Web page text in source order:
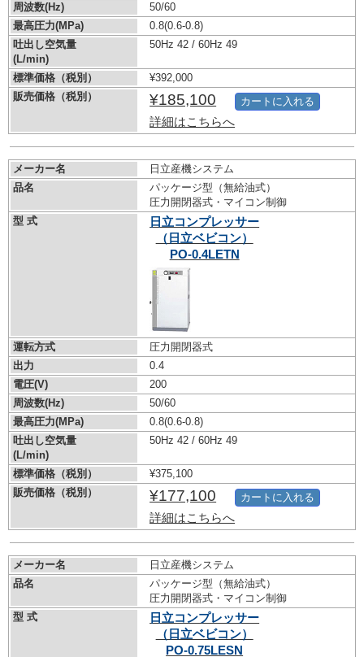
周波数(Hz)
50/60
最高圧力(MPa)
0.8(0.6-0.8)
吐出し空気量
(L/min)
50Hz 42 / 60Hz 49
標準価格（税別）
¥392,000
販売価格（税別）
¥185,100
詳細はこちらへ
カートに入れる
メーカー名
日立産機システム
品名
パッケージ型（無給油式）
圧力開閉器式・マイコン制御
型 式
日立コンプレッサー
（日立ベビコン）
PO-0.4LETN
運転方式
圧力開閉器式
出力
0.4
電圧(V)
200
周波数(Hz)
50/60
最高圧力(MPa)
0.8(0.6-0.8)
吐出し空気量
(L/min)
50Hz 42 / 60Hz 49
標準価格（税別）
¥375,100
販売価格（税別）
¥177,100
詳細はこちらへ
カートに入れる
メーカー名
日立産機システム
品名
パッケージ型（無給油式）
圧力開閉器式・マイコン制御
型 式
日立コンプレッサー
（日立ベビコン）
PO-0.75LESN